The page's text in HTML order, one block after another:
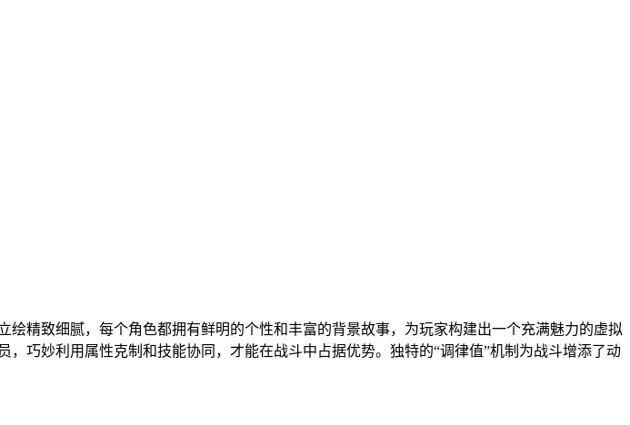
精致细腻，每个角色都拥有鲜明的个性和丰富的背景故事，为玩家构建出一个充满魅力的虚拟
巧妙利用属性克制和技能协同，才能在战斗中占据优势。独特的“调律值”机制为战斗增添了动